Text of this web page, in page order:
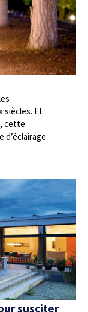
siècles. Et
cette
d’éclairage
susciter